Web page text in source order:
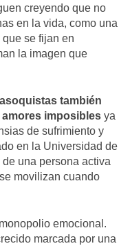
creyendo que no
en la vida, como una
se fijan en
la imagen que
también
imposibles ya
de sufrimiento y
en la Universidad de
una persona activa
movilizan cuando
emocional.
marcada por una